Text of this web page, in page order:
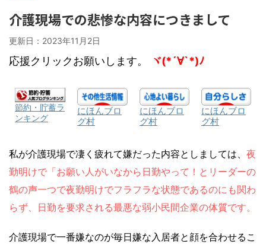
介護現場での悲惨な内容につきまして
更新日： 2023年11月2日
応援クリックお願いします。 ヾ(*´∀`*)ﾉ
節約・貯蓄ラ
ンキング
にほんブロ
グ村
にほんブロ
グ村
にほんブロ
グ村
私が介護現場で凄く疲れて嫌だった内容としましては、 夜
勤明けで「お願い人がいなから日勤やって！とリーダーの
鶴の声一つで夜勤明けでフラフラな状態であるのにも関わ
らず、日勤を要求される最悪な弱小民間企業の体質です。
介護現場で一番嫌なのが毎日嫌な入居者と顔を合わせるこ